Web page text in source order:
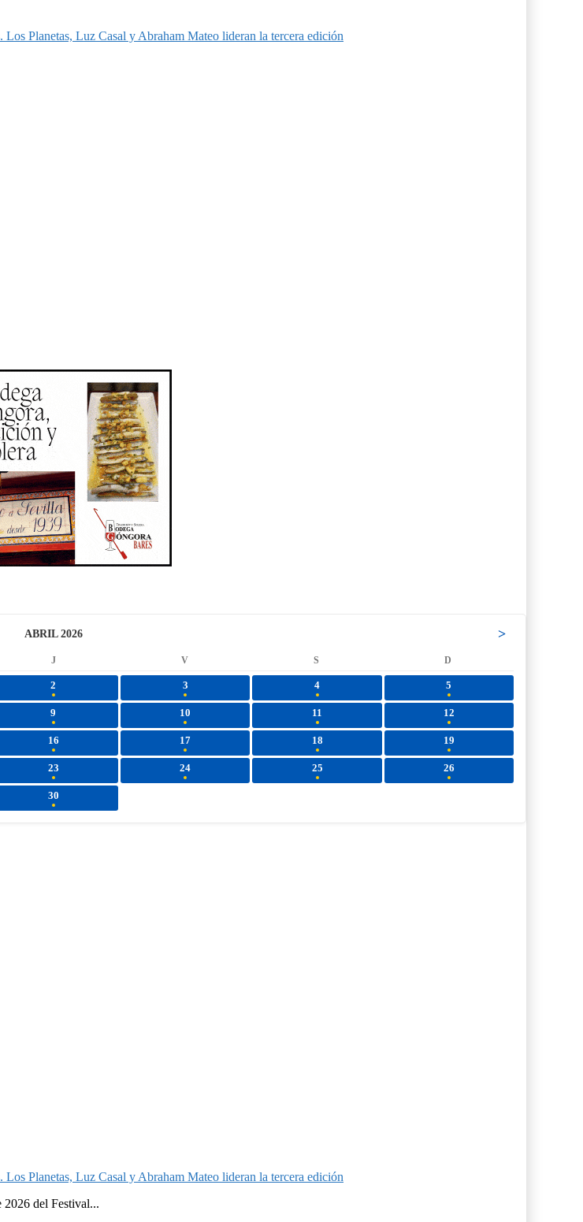
Planetas, Luz Casal y Abraham Mateo lideran la tercera edición
ABRIL 2026 >
J V S D
2 3 4 5
9 10 11 12
16 17 18 19
23 24 25 26
30
Planetas, Luz Casal y Abraham Mateo lideran la tercera edición
2026 del Festival...